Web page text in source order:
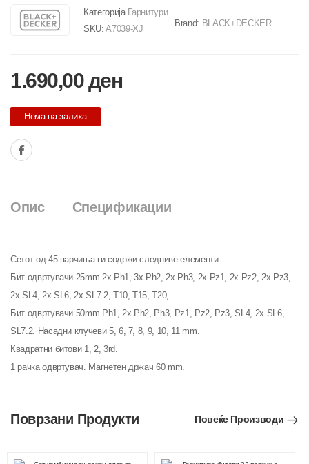
Категорија Гарнитури
SKU:A7039-XJ
Brand: BLACK+DECKER
1.690,00ден
Нема на залиха
Опис Спецификации
Сетот од 45 парчиња ги содржи следниве елементи:
Бит одвртувачи 25mm 2x Ph1, 3x Ph2, 2x Ph3, 2x Pz1, 2x Pz2, 2x Pz3,
2x SL4, 2x SL6, 2x SL7.2, T10, T15, T20,
Бит одвртувачи 50mm Ph1, 2x Ph2, Ph3, Pz1, Pz2, Pz3, SL4, 2x SL6,
SL7.2. Насадни клучеви 5, 6, 7, 8, 9, 10, 11 mm.
Квадратни битови 1, 2, 3rd.
1 рачка одвртувач. Магнетен држач 60 mm.
Поврзани Продукти Повеќе Производи